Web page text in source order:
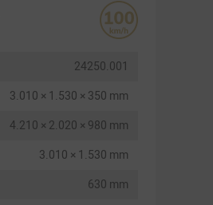
24250.001
3.010 × 1.530 × 350 mm
4.210 × 2.020 × 980 mm
3.010 × 1.530 mm
630 mm